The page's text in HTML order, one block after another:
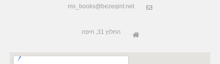
ms_books@bezeqint.net
החלוץ 31, חיפה